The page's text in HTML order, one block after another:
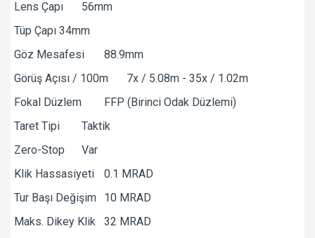
Lens Çapı
56mm
Tüp Çapı 34mm
Göz Mesafesi
88.9mm
Görüş Açısı / 100m
7x / 5.08m - 35x / 1.02m
Fokal Düzlem
FFP (Birinci Odak Düzlemi)
Taret Tipi
Taktik
Zero-Stop
Var
Klik Hassasiyeti
0.1 MRAD
Tur Başı Değişim
10 MRAD
Maks. Dikey Klik
32 MRAD